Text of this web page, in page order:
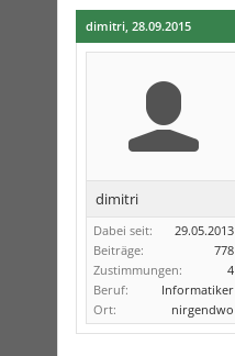
dimitri, 28.09.2015
dimitri
Dabei seit:
29.05.2013
Beiträge:
778
Zustimmungen:
4
Beruf:
Informatiker
Ort:
nirgendwo